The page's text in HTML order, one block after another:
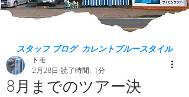
スタッフ ブログ カレントブルースタイル
8月までのツアー決
トモ
2月28日 読了時間: 1分